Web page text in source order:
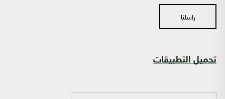
راسلنا
تحميل التطبيقات